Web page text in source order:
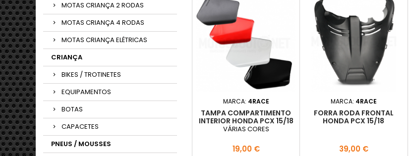
MOTAS CRIANÇA 2 RODAS
MOTAS CRIANÇA 4 RODAS
MOTAS CRIANÇA ELÉTRICAS
CRIANÇA
BIKES / TROTINETES
EQUIPAMENTOS
BOTAS
CAPACETES
PNEUS / MOUSSES
MARCA: 4RACE
TAMPA COMPARTIMENTO
INTERIOR HONDA PCX 15/18
VÁRIAS CORES
Preço
19,00 €
MARCA: 4RACE
FORRA RODA FRONTAL
HONDA PCX 15/18
Preço
39,00 €